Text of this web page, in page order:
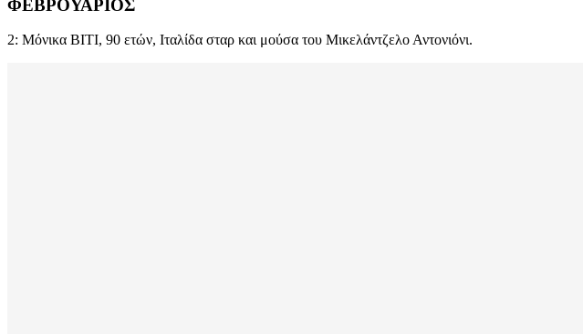
ΦΕΒΡΟΥΑΡΙΟΣ
2: Μόνικα ΒΙΤΙ, 90 ετών, Ιταλίδα σταρ και μούσα του Μικελάντζελο Αντονιόνι.